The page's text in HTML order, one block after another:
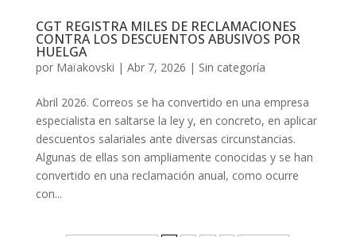
CGT REGISTRA MILES DE RECLAMACIONES
CONTRA LOS DESCUENTOS ABUSIVOS POR
HUELGA
por Maïakovski | Abr 7, 2026 | Sin categoría
Abril 2026. Correos se ha convertido en una empresa
especialista en saltarse la ley y, en concreto, en aplicar
descuentos salariales ante diversas circunstancias.
Algunas de ellas son ampliamente conocidas y se han
convertido en una reclamación anual, como ocurre
con...